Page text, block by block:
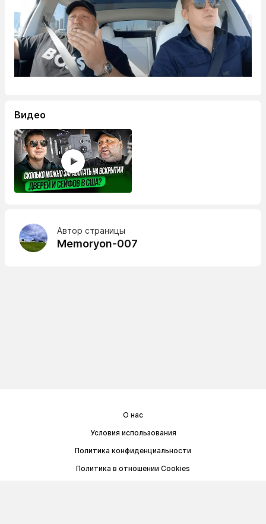
Видео
Автор страницы
Memoryon-007
О нас
Условия использования
Политика конфиденциальности
Политика в отношении Cookies